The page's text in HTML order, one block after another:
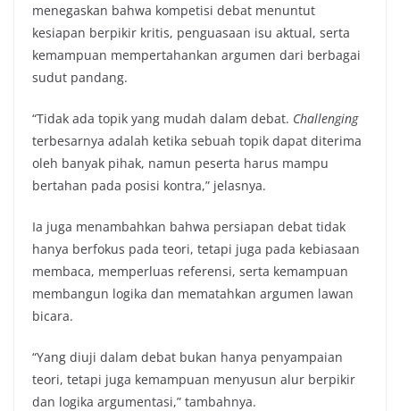
menegaskan bahwa kompetisi debat menuntut
kesiapan berpikir kritis, penguasaan isu aktual, serta
kemampuan mempertahankan argumen dari berbagai
sudut pandang.
“Tidak ada topik yang mudah dalam debat. Challenging
terbesarnya adalah ketika sebuah topik dapat diterima
oleh banyak pihak, namun peserta harus mampu
bertahan pada posisi kontra,” jelasnya.
Ia juga menambahkan bahwa persiapan debat tidak
hanya berfokus pada teori, tetapi juga pada kebiasaan
membaca, memperluas referensi, serta kemampuan
membangun logika dan mematahkan argumen lawan
bicara.
“Yang diuji dalam debat bukan hanya penyampaian
teori, tetapi juga kemampuan menyusun alur berpikir
dan logika argumentasi,” tambahnya.